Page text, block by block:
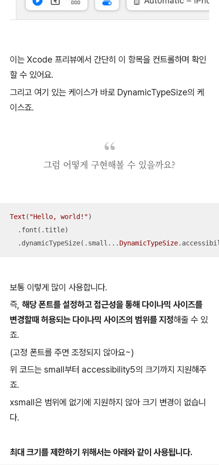
이는 Xcode 프리뷰에서 간단히 이 항목을 컨트롤하며 확인
할 수 있어요.
그리고 여기 있는 케이스가 바로 DynamicTypeSize의 케
이스죠.
그럼 어떻게 구현해볼 수 있을까요?
Text ( "Hello, world!")
  .font(.title)
  .dynamicTypeSize(.small
... DynamicTypeSize
보통 이렇게 많이 사용합니다.
즉, 해당 폰트를 설정하고 접근성을 통해 다이나믹 사이즈를
변경할때 허용되는 다이나믹 사이즈의 범위를 지정해줄 수 있
죠.
(고정 폰트를 주면 조정되지 않아요~)
위 코드는 small부터 accessibility5의 크기까지 지원해주
죠.
xsmall은 범위에 없기에 지원하지 않아 크기 변경이 없습니
다.
최대 크기를 제한하기 위해서는 아래와 같이 사용됩니다.